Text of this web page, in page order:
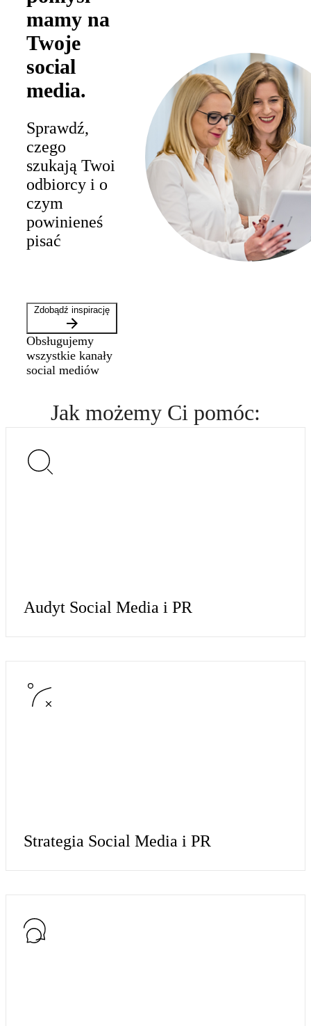
mamy na
Twoje
social
media.
Sprawdź,
czego
szukają Twoi
odbiorcy i o
czym
powinieneś
pisać
Obsługujemy
wszystkie kanały
social mediów
Jak możemy Ci pomóc:
Audyt Social Media i PR
Strategia Social Media i PR